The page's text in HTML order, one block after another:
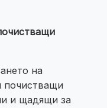
на
почистващи
и щадящи за